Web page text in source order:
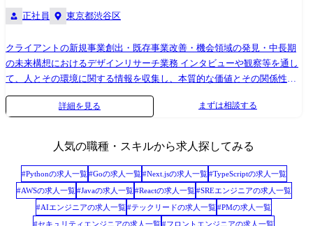
正社員 東京都渋谷区
クライアントの新規事業創出・既存事業改善・機会領域の発見・中長期
の未来構想におけるデザインリサーチ業務 インタビューや観察等を通し
て、人とその環境に関する情報を収集し、本質的な価値とその関係性を
明らかにしてサービスやプロダクトのコンセプトやソリューションに落
とし込みます。対象はデジタルなものからフィジカルなものまで、制限
目的に応じて実施) ●クライアントとのスコープやゴールなどの期待値調
変更範囲 雇入れ直後:上記参照 変更の範囲:当社における各種業務全般
詳細を見る まずは相談する
人気の職種・スキルから求人探してみる
#Pythonの求人一覧 #Goの求人一覧 #Next.jsの求人一覧 #TypeScriptの求人一覧
#AWSの求人一覧 #Javaの求人一覧 #Reactの求人一覧 #SREエンジニアの求人一覧
#AIエンジニアの求人一覧#テックリードの求人一覧#PMの求人一覧
#セキュリティエンジニアの求人一覧#フロントエンジニアの求人一覧